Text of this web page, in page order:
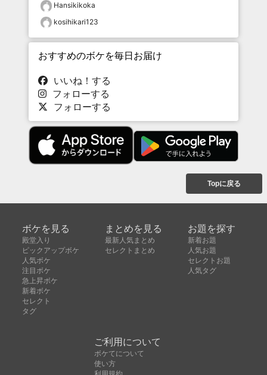
Hansikikoka
kosihikari123
おすすめのボケを毎日お届け
いいね！する
フォローする
フォローする
Topに戻る
ボケを見る
殿堂入り
ピックアップボケ
人気ボケ
注目ボケ
急上昇ボケ
新着ボケ
セレクト
タグ
まとめを見る
最新人気まとめ
セレクトまとめ
お題を探す
新着お題
人気お題
セレクトお題
人気タグ
ご利用について
ボケてについて
使い方